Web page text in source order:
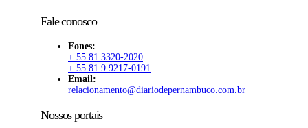
Fale conosco
Fones:
+ 55 81 3320-2020
+ 55 81 9 9217-0191
Email:
relacionamento@diariodepernambuco.com.br
Nossos portais